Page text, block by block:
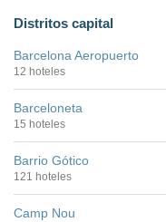
Distritos capital
Barcelona Aeropuerto
12 hoteles
Barceloneta
15 hoteles
Barrio Gótico
121 hoteles
Camp Nou